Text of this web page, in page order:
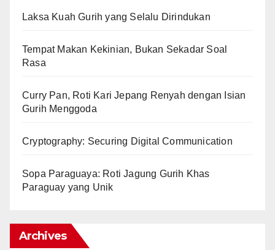
Laksa Kuah Gurih yang Selalu Dirindukan
Tempat Makan Kekinian, Bukan Sekadar Soal
Rasa
Curry Pan, Roti Kari Jepang Renyah dengan Isian
Gurih Menggoda
Cryptography: Securing Digital Communication
Sopa Paraguaya: Roti Jagung Gurih Khas
Paraguay yang Unik
Archives